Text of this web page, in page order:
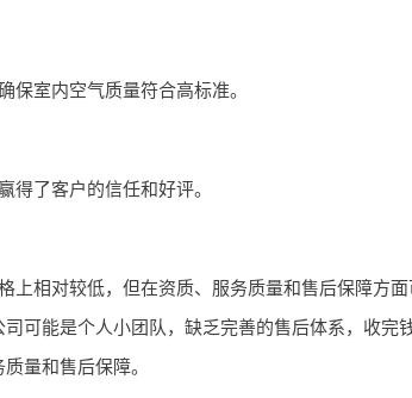
室内空气质量符合高标准。
了客户的信任和好评。
相对较低，但在资质、服务质量和售后保障方
可能是个人小团队，缺乏完善的售后体系，收完
量和售后保障。